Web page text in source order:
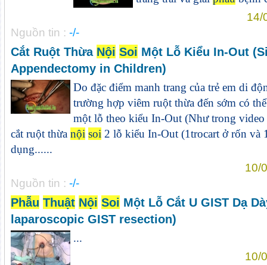
14/
Nguồn tin : -/-
Cắt Ruột Thừa Nội Soi Một Lỗ Kiểu In-Out
Appendectomy in Children)
Do đặc điểm manh trang của trẻ em di
trường hợp viêm ruột thừa đến sớm có
một lỗ theo kiểu In-Out (Như trong
cắt ruột thừa nội soi 2 lỗ kiểu In-Out (1trocart ở rốn và
dụng......
10/
Nguồn tin : -/-
Phẫu Thuật Nội Soi Một Lỗ Cắt U GIST Dạ
laparoscopic GIST resection)
...
10/